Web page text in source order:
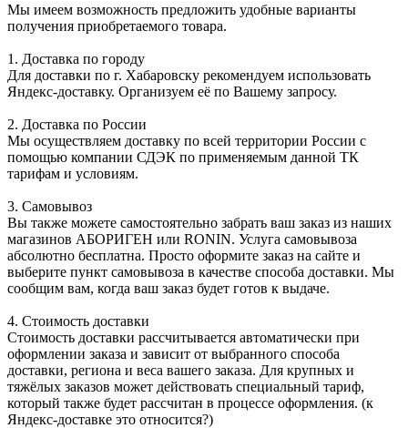
Мы имеем возможность предложить удобные варианты
получения приобретаемого товара.
1. Доставка по городу
Для доставки по г. Хабаровску рекомендуем использовать
Яндекс-доставку. Организуем её по Вашему запросу.
2. Доставка по России
Мы осуществляем доставку по всей территории России с
помощью компании СДЭК по применяемым данной ТК
тарифам и условиям.
3. Самовывоз
Вы также можете самостоятельно забрать ваш заказ из наших
магазинов АБОРИГЕН или RONIN. Услуга самовывоза
абсолютно бесплатна. Просто оформите заказ на сайте и
выберите пункт самовывоза в качестве способа доставки. Мы
сообщим вам, когда ваш заказ будет готов к выдаче.
4. Стоимость доставки
Стоимость доставки рассчитывается автоматически при
оформлении заказа и зависит от выбранного способа
доставки, региона и веса вашего заказа. Для крупных и
тяжёлых заказов может действовать специальный тариф,
который также будет рассчитан в процессе оформления. (к
Яндекс-доставке это относится?)